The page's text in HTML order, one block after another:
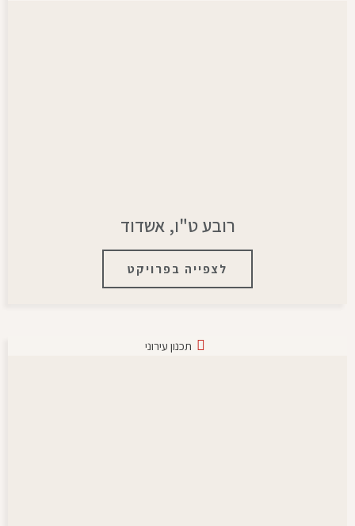
רובע ט"ו, אשדוד
לצפייה בפרויקט
תכנון עירוני